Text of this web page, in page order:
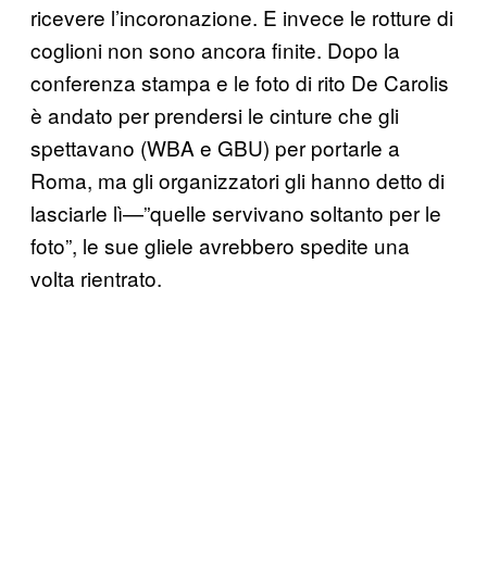
ricevere l’incoronazione. E invece le rotture di
coglioni non sono ancora finite. Dopo la
conferenza stampa e le foto di rito De Carolis
è andato per prendersi le cinture che gli
spettavano (WBA e GBU) per portarle a
Roma, ma gli organizzatori gli hanno detto di
lasciarle lì—”quelle servivano soltanto per le
foto”, le sue gliele avrebbero spedite una
volta rientrato.